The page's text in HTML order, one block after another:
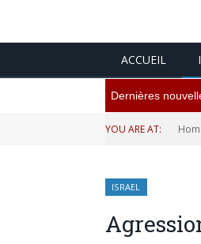
ACCUEIL
Dernières
YOU ARE AT:
ISRAEL